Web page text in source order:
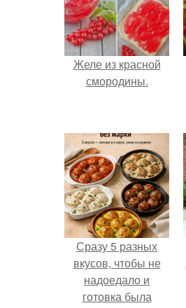
Желе из красной
смородины.
Сразу 5 разных
вкусов, чтобы не
надоедало и
готовка была